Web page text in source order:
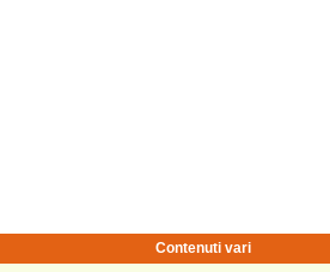
Contenuti vari